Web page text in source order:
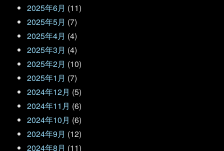
2025年6月 (11)
2025年5月 (7)
2025年4月 (4)
2025年3月 (4)
2025年2月 (10)
2025年1月 (7)
2024年12月 (5)
2024年11月 (6)
2024年10月 (6)
2024年9月 (12)
2024年8月 (11)